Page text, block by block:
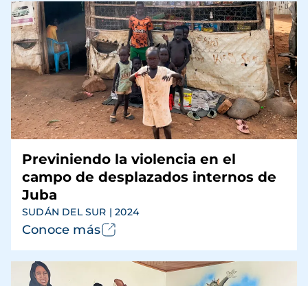
Previniendo la violencia en el
campo de desplazados internos de
Juba
SUDÁN DEL SUR | 2024
Conoce más